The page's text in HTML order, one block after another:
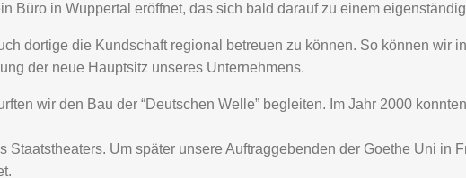
Büro in Wuppertal eröffnet, das sich bald darauf zu einem
dortige die Kundschaft regional betreuen zu können. So können wir
der neue Hauptsitz unseres Unternehmens.
wir den Bau der “Deutschen Welle” begleiten. Im Jahr 2000
Um später unsere Auftraggebenden der Goethe Uni in